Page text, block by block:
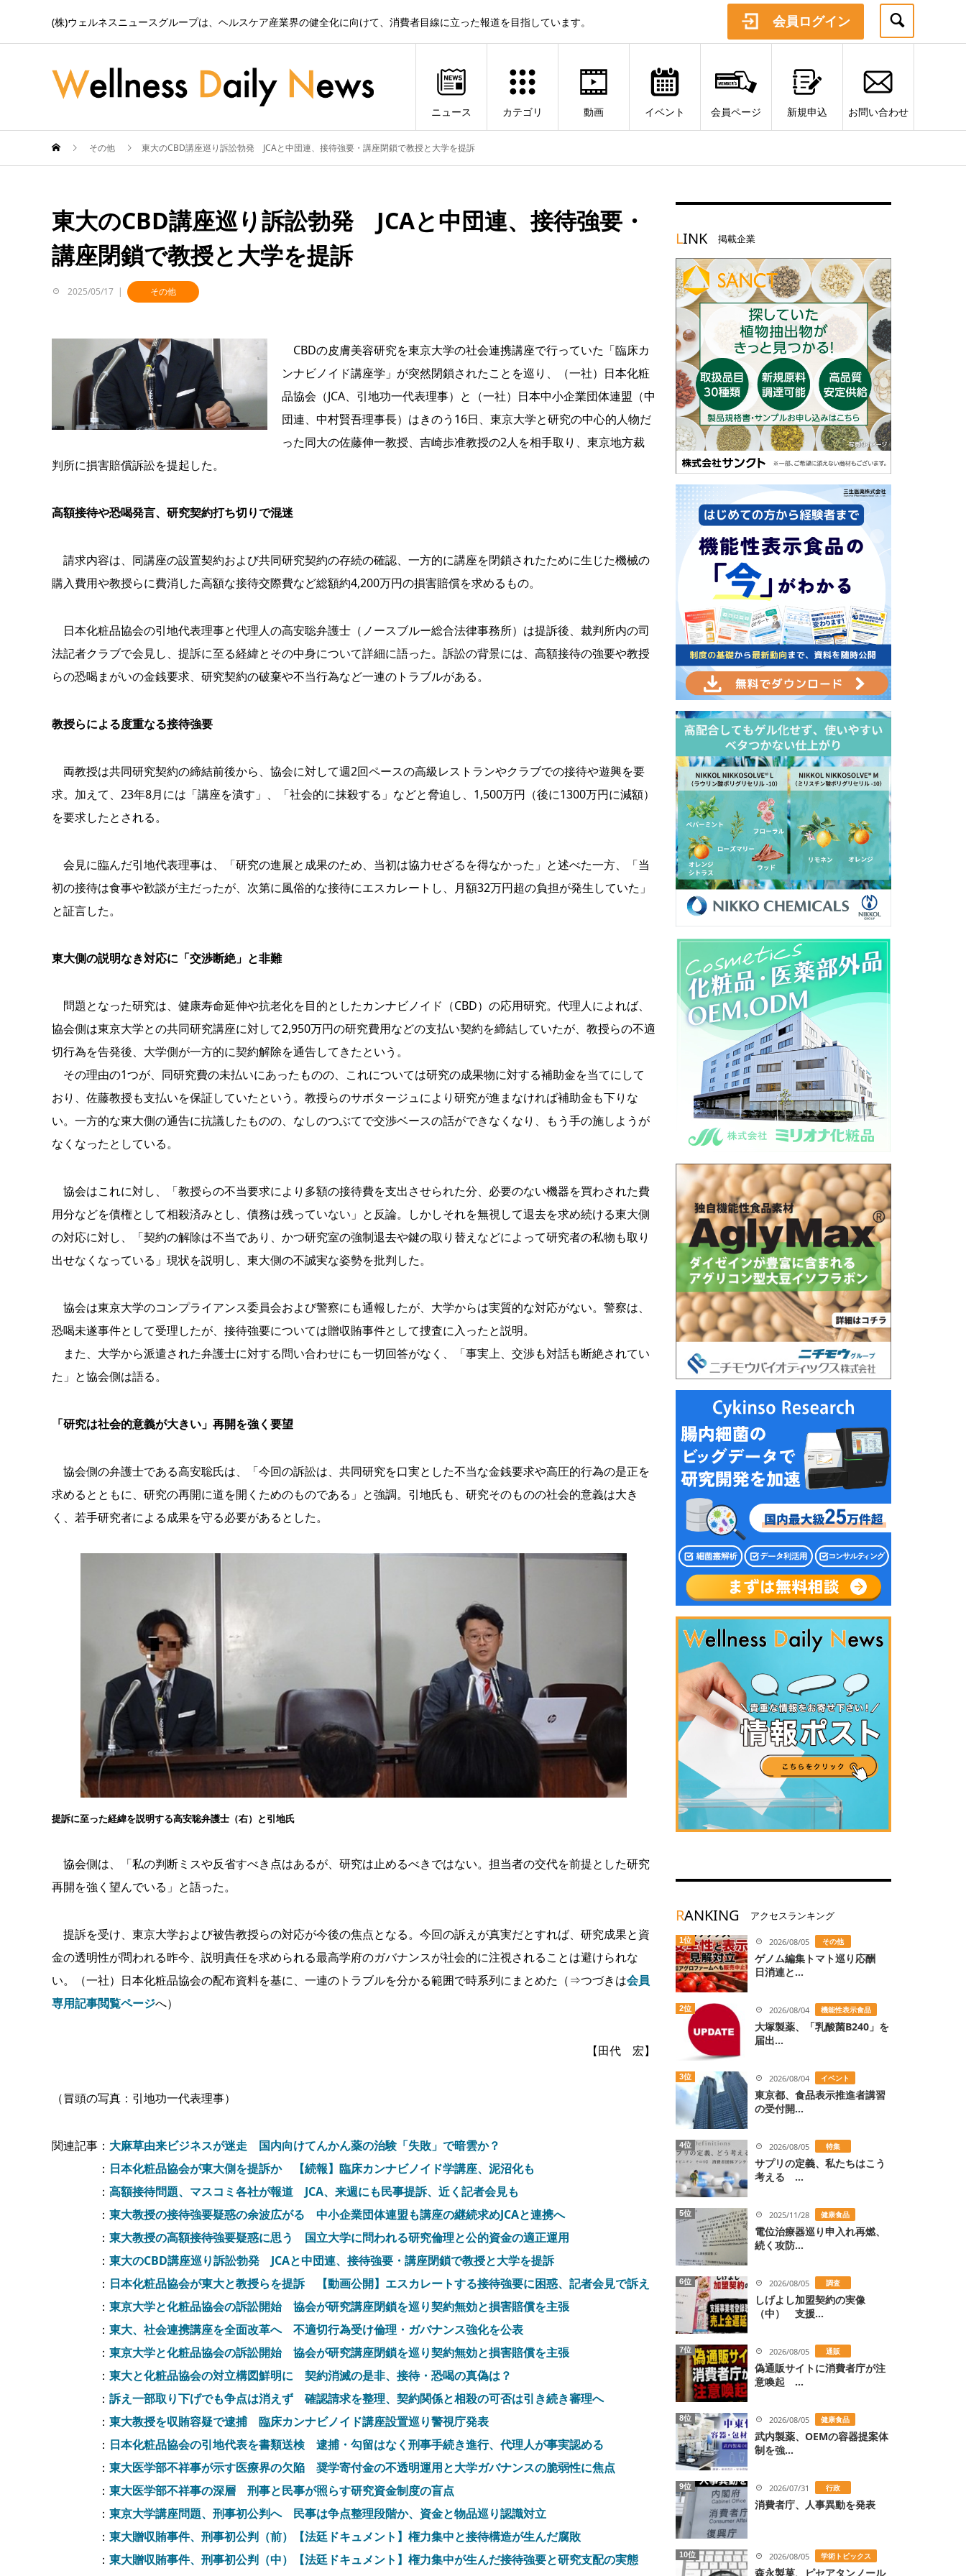
(株)ウェルネスニュースグループは、ヘルスケア産業界の健全化に向けて、消費者目線に立った報道を目指しています。 会員ログイン
ニュース カテゴリ 動画 イベント 会員ページ 新規申込 お問い合わせ
その他 東大のCBD講座巡り訴訟勃発 JCAと中団連、接待強要・講座閉鎖で教授と大学を提訴
東大のCBD講座巡り訴訟勃発 JCAと中団連、接待強要・
講座閉鎖で教授と大学を提訴
2025/05/17 その他
CBDの皮膚美容研究を東京大学の社会連携講座で行っていた「臨床カ
ンナビノイド講座学」が突然閉鎖されたことを巡り、（一社）日本化粧
品協会（JCA、引地功一代表理事）と（一社）日本中小企業団体連盟（中
団連、中村賢吾理事長）はきのう16日、東京大学と研究の中心的人物だ
った同大の佐藤伸一教授、吉崎歩准教授の2人を相手取り、東京地方裁
判所に損害賠償訴訟を提起した。
高額接待や恐喝発言、研究契約打ち切りで混迷
請求内容は、同講座の設置契約および共同研究契約の存続の確認、一方的に講座を閉鎖されたために生じた機械の
購入費用や教授らに費消した高額な接待交際費など総額約4,200万円の損害賠償を求めるもの。
日本化粧品協会の引地代表理事と代理人の高安聡弁護士（ノースブルー総合法律事務所）は提訴後、裁判所内の司
法記者クラブで会見し、提訴に至る経緯とその中身について詳細に語った。訴訟の背景には、高額接待の強要や教授
らの恐喝まがいの金銭要求、研究契約の破棄や不当行為など一連のトラブルがある。
教授らによる度重なる接待強要
両教授は共同研究契約の締結前後から、協会に対して週2回ペースの高級レストランやクラブでの接待や遊興を要
求。加えて、23年8月には「講座を潰す」、「社会的に抹殺する」などと脅迫し、1,500万円（後に1300万円に減額）
を要求したとされる。
会見に臨んだ引地代表理事は、「研究の進展と成果のため、当初は協力せざるを得なかった」と述べた一方、「当
初の接待は食事や歓談が主だったが、次第に風俗的な接待にエスカレートし、月額32万円超の負担が発生していた」
と証言した。
東大側の説明なき対応に「交渉断絶」と非難
問題となった研究は、健康寿命延伸や抗老化を目的としたカンナビノイド（CBD）の応用研究。代理人によれば、
協会側は東京大学との共同研究講座に対して2,950万円の研究費用などの支払い契約を締結していたが、教授らの不適
切行為を告発後、大学側が一方的に契約解除を通告してきたという。
その理由の1つが、同研究費の未払いにあったものの、これについては研究の成果物に対する補助金を当てにして
おり、佐藤教授も支払いを保証していたという。教授らのサボタージュにより研究が進まなければ補助金も下りな
い。一方的な東大側の通告に抗議したものの、なしのつぶてで交渉ベースの話ができなくなり、もう手の施しようが
なくなったとしている。
協会はこれに対し、「教授らの不当要求により多額の接待費を支出させられた分、必要のない機器を買わされた費
用分などを債権として相殺済みとし、債務は残っていない」と反論。しかしそれを無視して退去を求め続ける東大側
の対応に対し、「契約の解除は不当であり、かつ研究室の強制退去や鍵の取り替えなどによって研究者の私物も取り
出せなくなっている」現状を説明し、東大側の不誠実な姿勢を批判した。
協会は東京大学のコンプライアンス委員会および警察にも通報したが、大学からは実質的な対応がない。警察は、
恐喝未遂事件として受理したが、接待強要については贈収賄事件として捜査に入ったと説明。
また、大学から派遣された弁護士に対する問い合わせにも一切回答がなく、「事実上、交渉も対話も断絶されてい
た」と協会側は語る。
「研究は社会的意義が大きい」再開を強く要望
協会側の弁護士である高安聡氏は、「今回の訴訟は、共同研究を口実とした不当な金銭要求や高圧的行為の是正を
求めるとともに、研究の再開に道を開くためのものである」と強調。引地氏も、研究そのものの社会的意義は大き
く、若手研究者による成果を守る必要があるとした。
提訴に至った経緯を説明する高安聡弁護士（右）と引地氏
協会側は、「私の判断ミスや反省すべき点はあるが、研究は止めるべきではない。担当者の交代を前提とした研究
再開を強く望んでいる」と語った。
提訴を受け、東京大学および被告教授らの対応が今後の焦点となる。今回の訴えが真実だとすれば、研究成果と資
金の透明性が問われる昨今、説明責任を求められる最高学府のガバナンスが社会的に注視されることは避けられな
い。（一社）日本化粧品協会の配布資料を基に、一連のトラブルを分かる範囲で時系列にまとめた（⇒つづきは会員
専用記事閲覧ページへ）
【田代 宏】
（冒頭の写真：引地功一代表理事）
関連記事： 大麻草由来ビジネスが迷走 国内向けてんかん薬の治験「失敗」で暗雲か？
： 日本化粧品協会が東大側を提訴か 【続報】臨床カンナビノイド学講座、泥沼化も
： 高額接待問題、マスコミ各社が報道 JCA、来週にも民事提訴、近く記者会見も
： 東大教授の接待強要疑惑の余波広がる 中小企業団体連盟も講座の継続求めJCAと連携へ
： 東大教授の高額接待強要疑惑に思う 国立大学に問われる研究倫理と公的資金の適正運用
： 東大のCBD講座巡り訴訟勃発 JCAと中団連、接待強要・講座閉鎖で教授と大学を提訴
： 日本化粧品協会が東大と教授らを提訴 【動画公開】エスカレートする接待強要に困惑、記者会見で訴え
： 東京大学と化粧品協会の訴訟開始 協会が研究講座閉鎖を巡り契約無効と損害賠償を主張
： 東大、社会連携講座を全面改革へ 不適切行為受け倫理・ガバナンス強化を公表
： 東京大学と化粧品協会の訴訟開始 協会が研究講座閉鎖を巡り契約無効と損害賠償を主張
： 東大と化粧品協会の対立構図鮮明に 契約消滅の是非、接待・恐喝の真偽は？
： 訴え一部取り下げでも争点は消えず 確認請求を整理、契約関係と相殺の可否は引き続き審理へ
： 東大教授を収賄容疑で逮捕 臨床カンナビノイド講座設置巡り警視庁発表
： 日本化粧品協会の引地代表を書類送検 逮捕・勾留はなく刑事手続き進行、代理人が事実認める
： 東大医学部不祥事が示す医療界の欠陥 奨学寄付金の不透明運用と大学ガバナンスの脆弱性に焦点
： 東大医学部不祥事の深層 刑事と民事が照らす研究資金制度の盲点
： 東京大学講座問題、刑事初公判へ 民事は争点整理段階か、資金と物品巡り認識対立
： 東大贈収賄事件、刑事初公判（前）【法廷ドキュメント】権力集中と接待構造が生んだ腐敗
： 東大贈収賄事件、刑事初公判（中）【法廷ドキュメント】権力集中が生んだ接待強要と研究支配の実態
LINK 掲載企業
RANKING アクセスランキング
1位 2026/08/05 その他
ゲノム編集トマト巡り応酬
日消連と...
2位 2026/08/04 機能性表示食品
大塚製薬、「乳酸菌B240」を
届出...
3位 2026/08/04 イベント
東京都、食品表示推進者講習
の受付開...
4位 2026/08/05 特集
サプリの定義、私たちはこう
考える ...
5位 2025/11/28 健康食品
電位治療器巡り申入れ再燃、
続く攻防...
6位 2026/08/05 調査
しげよし加盟契約の実像
（中） 支援...
7位 2026/08/05 通販
偽通販サイトに消費者庁が注
意喚起 ...
8位 2026/08/05 健康食品
武内製薬、OEMの容器提案体
制を強...
9位 2026/07/31 行政
消費者庁、人事異動を発表
10位 2026/08/05 学術トピックス
森永製菓、ピセアタンノール